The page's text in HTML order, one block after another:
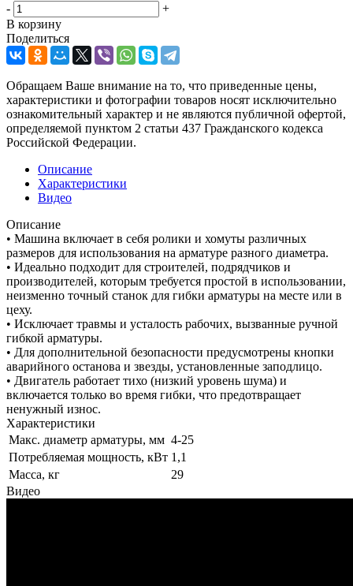
-
+
В корзину
Поделиться
Обращаем Ваше внимание на то, что приведенные цены,
характеристики и фотографии товаров носят исключительно
ознакомительный характер и не являются публичной офертой,
определяемой пунктом 2 статьи 437 Гражданского кодекса
Российской Федерации.
Описание
Характеристики
Видео
Описание
• Машина включает в себя ролики и хомуты различных
размеров для использования на арматуре разного диаметра.
• Идеально подходит для строителей, подрядчиков и
производителей, которым требуется простой в использовании,
неизменно точный станок для гибки арматуры на месте или в
цеху.
• Исключает травмы и усталость рабочих, вызванные ручной
гибкой арматуры.
• Для дополнительной безопасности предусмотрены кнопки
аварийного останова и звезды, установленные заподлицо.
• Двигатель работает тихо (низкий уровень шума) и
включается только во время гибки, что предотвращает
ненужный износ.
Характеристики
Макс. диаметр арматуры, мм 4-25
Потребляемая мощность, кВт 1,1
Масса, кг
29
Видео